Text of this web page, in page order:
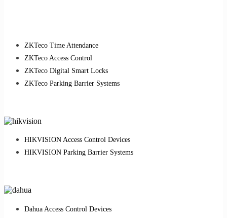
ZKTeco Time Attendance
ZKTeco Access Control
ZKTeco Digital Smart Locks
ZKTeco Parking Barrier Systems
HIKVISION Access Control Devices
HIKVISION Parking Barrier Systems
Dahua Access Control Devices